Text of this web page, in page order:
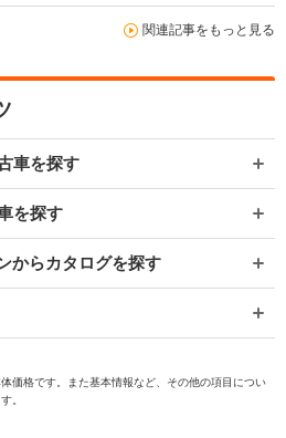
関連記事をもっと見る
車を探す
を探す
からカタログを探す
価格です。また基本情報など、その他の項目につい
。